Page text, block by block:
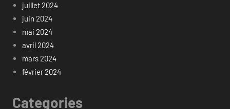
juillet 2024
juin 2024
mai 2024
avril 2024
mars 2024
février 2024
Categories